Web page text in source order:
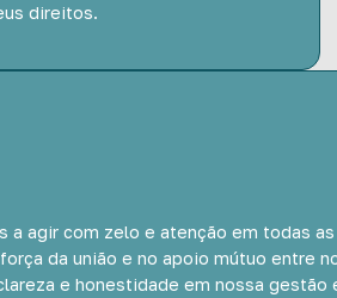
direitos.
a agir com zelo e atenção em todas
da união e no apoio mútuo entre
e honestidade em nossa gestão